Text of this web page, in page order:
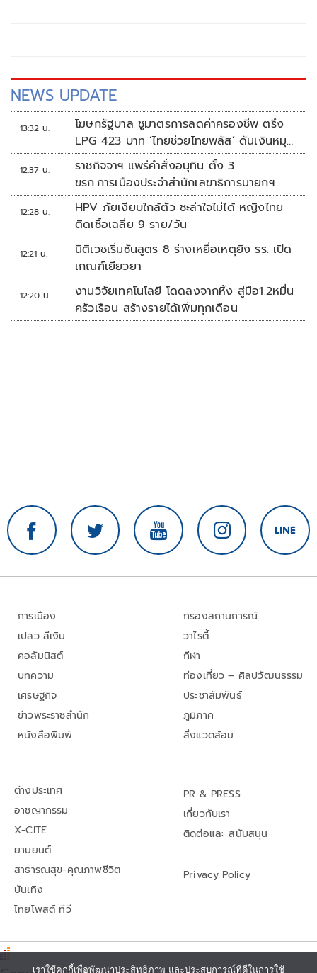
NEWS UPDATE
13:32 น.
โฆษกรัฐบาล ชูมาตรการลดค่าครองชีพ ตรึง
LPG 423 บาท ‘ไทยช่วยไทยพลัส’ ดันเงินหมุน
แสนล้าน
12:37 น.
ราชกิจจาฯ แพร่คำสั่งอนุทิน ตั้ง 3
ขรก.การเมืองประจำสำนักเลขาธิการนายกฯ
12:28 น.
HPV ภัยเงียบใกล้ตัว ชะล่าใจไม่ได้ หญิงไทย
ติดเชื้อเฉลี่ย 9 ราย/วัน
12:21 น.
นิติเวชเริ่มชันสูตร 8 ร่างเหยื่อเหตุยิง รร. เปิด
เกณฑ์เยียวยา
12:20 น.
งานวิจัยเทคโนโลยี โดดลงจากหิ้ง สู่มือ1.2หมื่น
ครัวเรือน สร้างรายได้เพิ่มทุกเดือน
การเมือง
เปลว สีเงิน
คอลัมนิสต์
บทความ
เศรษฐกิจ
ข่าวพระราชสำนัก
หนังสือพิมพ์
กรองสถานการณ์
วาไรตี้
กีฬา
ท่องเที่ยว – ศิลปวัฒนธรรม
ประชาสัมพันธ์
ภูมิภาค
สิ่งแวดล้อม
ต่างประเทศ
อาชญากรรม
X-CITE
ยานยนต์
สาธารณสุข-คุณภาพชีวิต
บันเทิง
ไทยโพสต์ ทีวี
PR & PRESS
เกี่ยวกับเรา
ติดต่อและ สนับสนุน
Privacy Policy
เราใช้คุกกี้เพื่อพัฒนาประสิทธิภาพ และประสบการณ์ที่ดีในการใช้